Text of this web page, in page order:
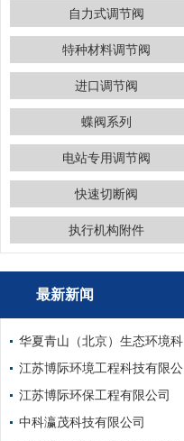
自力式调节阀
特种材料调节阀
进口调节阀
蝶阀系列
电站专用调节阀
快速切断阀
执行机构附件
最新新闻
华夏青山（北京）生态环境科
江苏博际环境工程科技有限公
江苏博际环保工程有限公司
中科瀛茂科技有限公司